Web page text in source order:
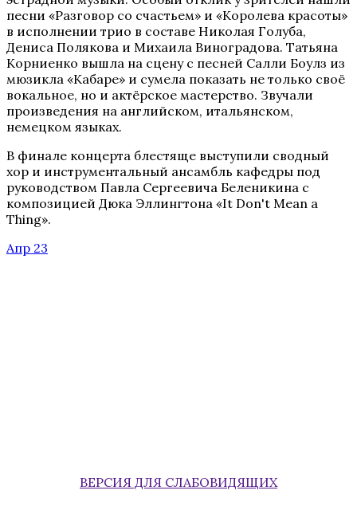
песни «Разговор со счастьем» и «Королева красоты»
в исполнении трио в составе Николая Голуба,
Дениса Полякова и Михаила Виноградова. Татьяна
Корниенко вышла на сцену с песней Салли Боулз из
мюзикла «Кабаре» и сумела показать не только своё
вокальное, но и актёрское мастерство. Звучали
произведения на английском, итальянском,
немецком языках.
В финале концерта блестяще выступили сводный
хор и инструментальный ансамбль кафедры под
руководством Павла Сергеевича Беленикина с
композицией Дюка Эллингтона «It Don't Mean a
Thing».
Апр 23
ВЕРСИЯ ДЛЯ СЛАБОВИДЯЩИХ